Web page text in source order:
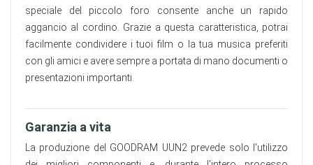
speciale del piccolo foro consente anche un rapido
aggancio al cordino. Grazie a questa caratteristica, potrai
facilmente condividere i tuoi film o la tua musica preferiti
con gli amici e avere sempre a portata di mano documenti o
presentazioni importanti.
Garanzia a vita
La produzione del GOODRAM UUN2 prevede solo l'utilizzo